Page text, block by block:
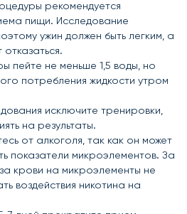
рекомендуется
пищи. Исследование
ужин должен быть легким, а
пейте не меньше 1,5 воды, но
потребления жидкости утром
исключите тренировки,
на результаты.
от алкоголя, так как он может
показатели микроэлементов. За
крови на микроэлементы не
воздействия никотина на